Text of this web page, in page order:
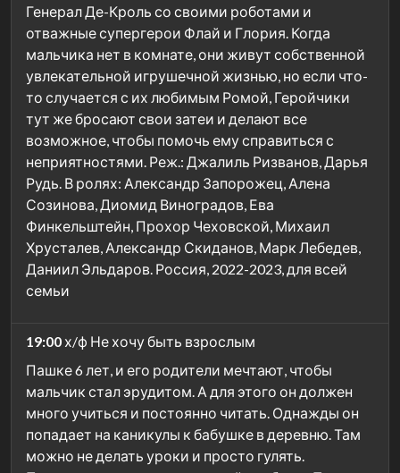
Генерал Де-Кроль со своими роботами и
отважные супергерои Флай и Глория. Когда
мальчика нет в комнате, они живут собственной
увлекательной игрушечной жизнью, но если что-
то случается с их любимым Ромой, Геройчики
тут же бросают свои затеи и делают все
возможное, чтобы помочь ему справиться с
неприятностями. Реж.: Джалиль Ризванов, Дарья
Рудь. В ролях: Александр Запорожец, Алена
Созинова, Диомид Виноградов, Ева
Финкельштейн, Прохор Чеховской, Михаил
Хрусталев, Александр Скиданов, Марк Лебедев,
Даниил Эльдаров. Россия, 2022-2023, для всей
семьи
19:00 х/ф Не хочу быть взрослым
Пашке 6 лет, и его родители мечтают, чтобы
мальчик стал эрудитом. А для этого он должен
много учиться и постоянно читать. Однажды он
попадает на каникулы к бабушке в деревню. Там
можно не делать уроки и просто гулять.